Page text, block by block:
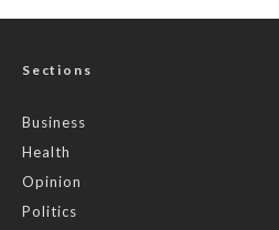
Sections
Business
Health
Opinion
Politics